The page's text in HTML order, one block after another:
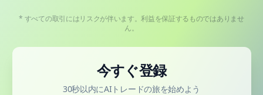
* すべての取引にはリスクが伴います。利益を保証するものではありませ
ん。
今すぐ登録
30秒以内にAIトレードの旅を始めよう